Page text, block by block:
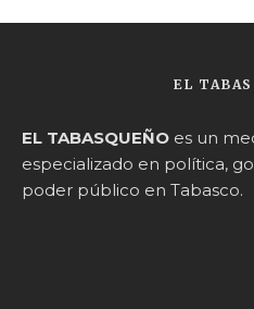
EL
EL TABASQUEÑO es un
especializado en política,
poder público en Tabasco.